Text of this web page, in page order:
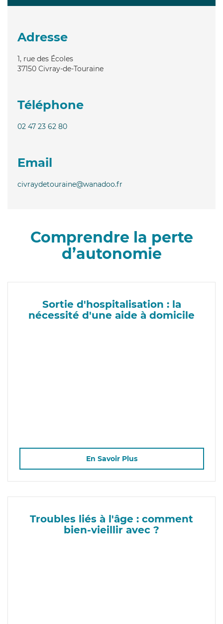
Adresse
1, rue des Écoles
37150 Civray-de-Touraine
Téléphone
02 47 23 62 80
Email
civraydetouraine@wanadoo.fr
Comprendre la perte
d’autonomie
Sortie d'hospitalisation : la
nécessité d'une aide à domicile
En Savoir Plus
Troubles liés à l'âge : comment
bien-vieillir avec ?